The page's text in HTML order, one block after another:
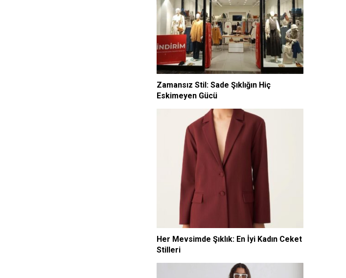
Zamansız Stil: Sade Şıklığın Hiç
Eskimeyen Gücü
Her Mevsimde Şıklık: En İyi Kadın Ceket
Stilleri